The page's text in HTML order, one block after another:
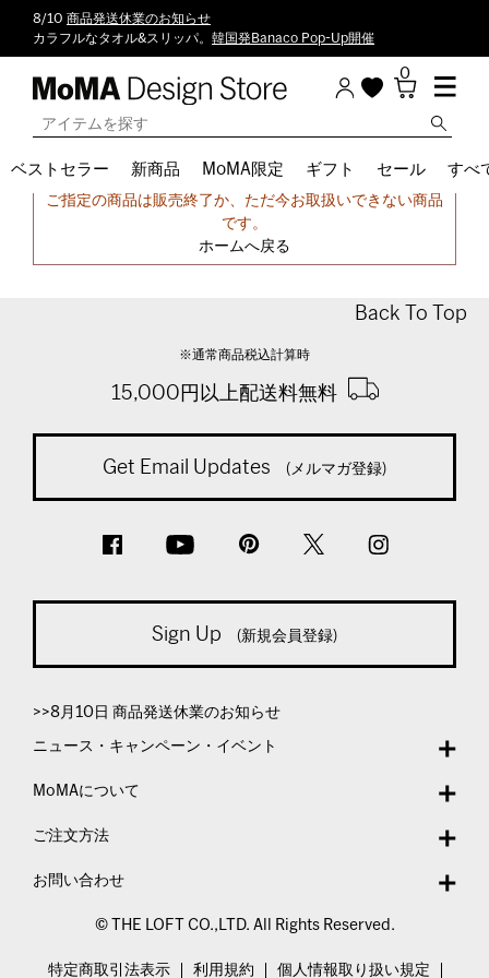
8/10 商品発送休業のお知らせ
カラフルなタオル&スリッパ。 韓国発Banaco Pop-Up開催
0
ベストセラー 新商品 MoMA限定 ギフト セール すべ
申し訳ございません。
ご指定の商品は販売終了か、ただ今お取扱いできない商品
です。
ホームへ戻る
Back To Top
※通常商品税込計算時
15,000円以上配送料無料
Get Email Updates (メルマガ登録)
Sign Up (新規会員登録)
>>8月10日 商品発送休業のお知らせ
ニュース・キャンペーン・イベント
MoMAについて
ご注文方法
お問い合わせ
© THE LOFT CO.,LTD. All Rights Reserved.
特定商取引法表示 利用規約 個人情報取り扱い規定